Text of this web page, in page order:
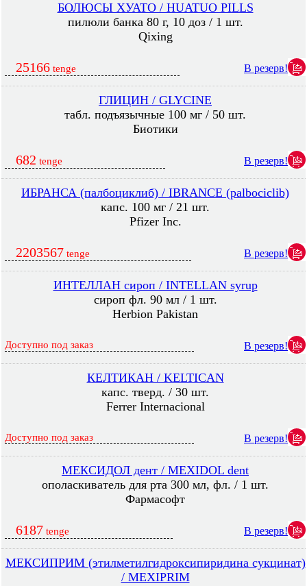
БОЛЮСЫ ХУАТО / HUATUO PILLS
пилюли банка 80 г, 10 доз / 1 шт.
Qixing
25166 tenge В резерв!
ГЛИЦИН / GLYCINE
табл. подъязычные 100 мг / 50 шт.
Биотики
682 tenge В резерв!
ИБРАНСА (палбоциклиб) / IBRANCE (palbociclib)
капс. 100 мг / 21 шт.
Pfizer Inc.
2203567 tenge В резерв!
ИНТЕЛЛАН сироп / INTELLAN syrup
сироп фл. 90 мл / 1 шт.
Herbion Pakistan
Доступно под заказ В резерв!
КЕЛТИКАН / KELTICAN
капс. тверд. / 30 шт.
Ferrer Internacional
Доступно под заказ В резерв!
МЕКСИДОЛ дент / MEXIDOL dent
ополаскиватель для рта 300 мл, фл. / 1 шт.
Фармасофт
6187 tenge В резерв!
МЕКСИПРИМ (этилметилгидроксипиридина сукцинат)
/ MEXIPRIM